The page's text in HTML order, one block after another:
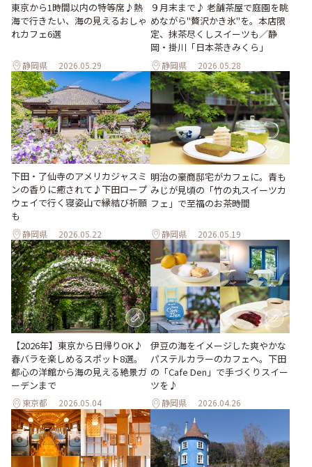
東京から1時間以内の特等席♪熱
海で行きたい、海の見えるおしゃ
れカフェ6選
静岡県 2026.05.29
９月末まで♪ 老舗茶屋で庭園を眺
めながら"贅沢かき氷"を。本店限
定、抹茶尽くしスイーツも／静
岡・掛川「日本茶きみくら」
静岡県 2026.05.28
下田・了仙寺のアメリカジャスミ
ンの香りに癒されて♪下田ロープ
ウェイで行く寝姿山で縁結び祈願
も
静岡県 2026.05.22
明治の豪商邸宅がカフェに。青も
みじが見頃の「竹の丸スイーツカ
フェ」で至福のお茶時間
静岡県 2026.05.19
【2026年】東京から日帰りOK♪
春バラを楽しめるスポット8選。
都心の洋館から海の見える絶景ガ
ーデンまで
東京都 2026.05.04
伊豆の海をイメージした爽やかな
パステルカラーのカフェへ。下田
の「Cafe Den」で手づくりスイー
ツを♪
静岡県 2026.04.26